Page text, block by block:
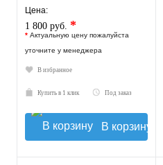
синий регулятор
Цена:
1 800 руб. *
* Актуальную цену пожалуйста
уточните у менеджера
В избранное
Купить в 1 клик Под заказ
В корзину